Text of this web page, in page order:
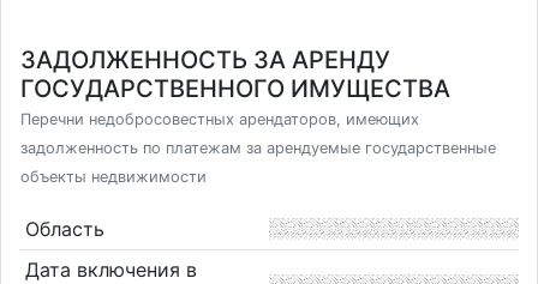
ЗАДОЛЖЕННОСТЬ ЗА АРЕНДУ
ГОСУДАРСТВЕННОГО ИМУЩЕСТВА
Перечни недобросовестных арендаторов, имеющих
задолженность по платежам за арендуемые государственные
объекты недвижимости
Область
Дата включения в